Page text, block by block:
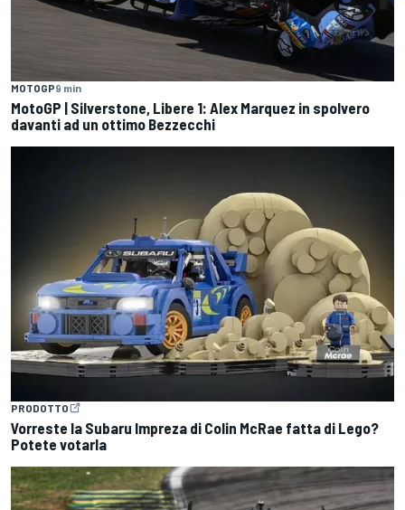
MOTOGP9 min
MotoGP | Silverstone, Libere 1: Alex Marquez in spolvero
davanti ad un ottimo Bezzecchi
PRODOTTO
Vorreste la Subaru Impreza di Colin McRae fatta di Lego?
Potete votarla